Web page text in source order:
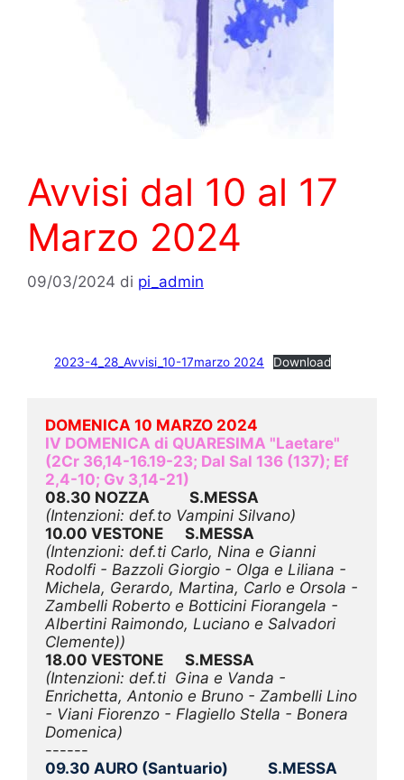
Avvisi dal 10 al 17
Marzo 2024
09/03/2024 di pi_admin
2023-4_28_Avvisi_10-17marzo 2024 Download
DOMENICA 10 MARZO 2024
IV DOMENICA di QUARESIMA "Laetare"
(2Cr 36,14-16.19-23; Dal Sal 136 (137); Ef
2,4-10; Gv 3,14-21)
08.30 NOZZA           S.MESSA
(Intenzioni: def.to Vampini Silvano)
10.00 VESTONE      S.MESSA
(Intenzioni: def.ti Carlo, Nina e Gianni
Rodolfi - Bazzoli Giorgio - Olga e Liliana -
Michela, Gerardo, Martina, Carlo e Orsola -
Zambelli Roberto e Botticini Fiorangela -
Albertini Raimondo, Luciano e Salvadori
Clemente))
18.00 VESTONE      S.MESSA
(Intenzioni: def.ti  Gina e Vanda -
Enrichetta, Antonio e Bruno - Zambelli Lino
- Viani Fiorenzo - Flagiello Stella - Bonera
Domenica)
09.30 AURO (Santuario)           S.MESSA